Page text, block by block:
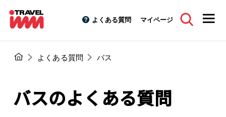
よくある質問 マイページ
よくある質問 バス
バスのよくある質問